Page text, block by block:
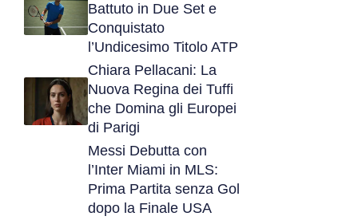
Battuto in Due Set e
Conquistato
l’Undicesimo Titolo ATP
Chiara Pellacani: La
Nuova Regina dei Tuffi
che Domina gli Europei
di Parigi
Messi Debutta con
l’Inter Miami in MLS:
Prima Partita senza Gol
dopo la Finale USA